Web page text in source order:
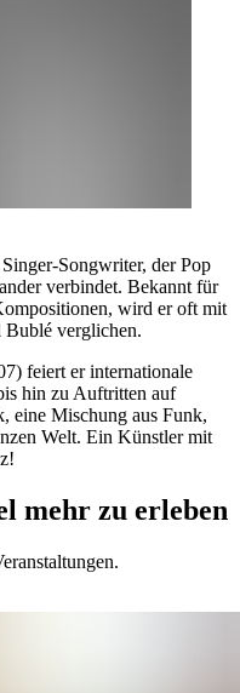
Songwriter, der Pop
verbindet. Bekannt für
wird er oft mit
verglichen.
feiert er internationale
hin zu Auftritten auf
eine Mischung aus Funk,
Welt. Ein Künstler mit
mehr zu erleben